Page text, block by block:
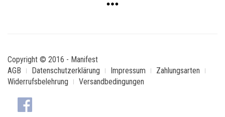
Copyright © 2016 - Manifest
AGB
Datenschutzerklärung Impressum
Zahlungsarten
Widerrufsbelehrung
Versandbedingungen